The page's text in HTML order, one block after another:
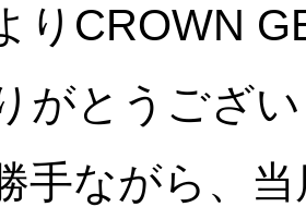
りCROWN
がとうござ
手ながら、